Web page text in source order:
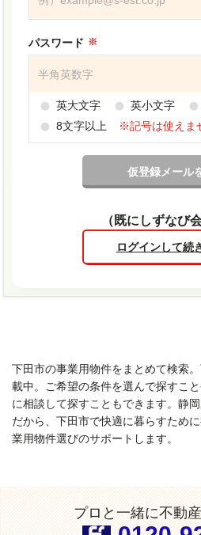
下田市の事業用物件をまとめて検索
載中。ご希望の条件を選んで探すこ
に相談して探すこともできます。静
だから、下田市で快適に暮らすため
業用物件選びのサポートします。
パスワード
英大文字 英小文字
8文字以上
※記号は使えま
（既にしずなび
ログインして続
プロと一緒に不動